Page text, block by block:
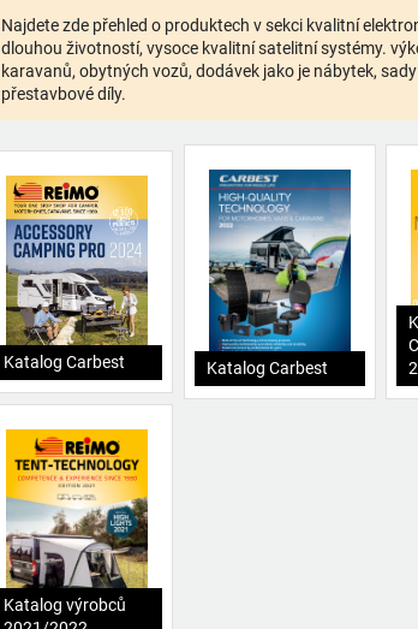
Najdete zde přehled o produktech v sekci kvalitní
dlouhou životností, vysoce kvalitní satelitní systémy.
karavanů, obytných vozů, dodávek jako je nábytek,
přestavbové díly.
Katalog Carbest Katalog Carbest
Katalog výrobců